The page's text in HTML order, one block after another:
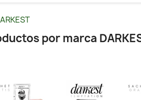
por marca